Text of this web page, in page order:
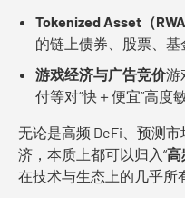
Tokenized Asset（
的链上债券、股票、基
游戏经济与广告竞价游
付等对“快＋便宜”高度
无论是高频 DeFi、预测
济，本质上都可以归入“高
在技术与生态上的几乎所